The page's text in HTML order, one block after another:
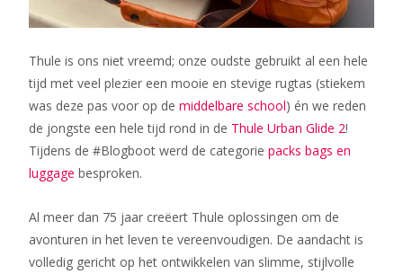
Thule is ons niet vreemd; onze oudste gebruikt al een hele
tijd met veel plezier een mooie en stevige rugtas (stiekem
was deze pas voor op de middelbare school) én we reden
de jongste een hele tijd rond in de Thule Urban Glide 2!
Tijdens de #Blogboot werd de categorie packs bags en
luggage besproken.
Al meer dan 75 jaar creëert Thule oplossingen om de
avonturen in het leven te vereenvoudigen. De aandacht is
volledig gericht op het ontwikkelen van slimme, stijlvolle